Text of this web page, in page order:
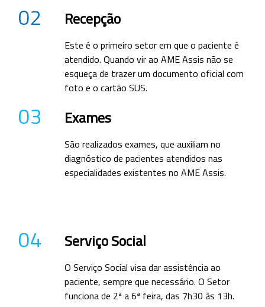
02 Recepção
Este é o primeiro setor em que o paciente é
atendido. Quando vir ao AME Assis não se
esqueça de trazer um documento oficial com
foto e o cartão SUS.
03 Exames
São realizados exames, que auxiliam no
diagnóstico de pacientes atendidos nas
especialidades existentes no AME Assis.
04 Serviço Social
O Serviço Social visa dar assistência ao
paciente, sempre que necessário. O Setor
funciona de 2ª a 6ª feira, das 7h30 às 13h.